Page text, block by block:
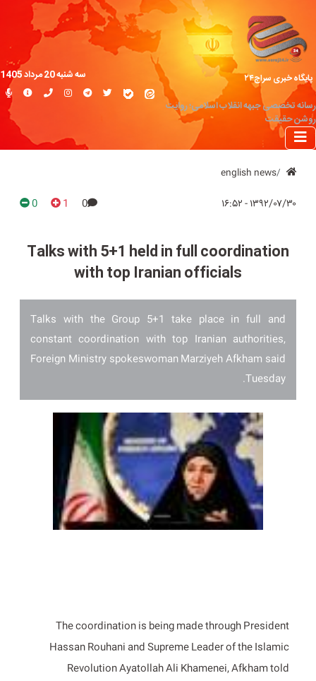
پایگاه خبری سراج۲۴
رسانه تخصصی جبهه انقلاب اسلامی؛ روایت
روشن حقیقت
سه شنبه 20 مرداد 1405
english news
۱۳۹۲/۰۷/۳۰ - ۱۶:۵۲ 0
1
0
Talks with 5+1 held in full coordination
with top Iranian officials
Talks with the Group 5+1 take place in full and
constant coordination with top Iranian authorities,
Foreign Ministry spokeswoman Marziyeh Afkham said
Tuesday.
The coordination is being made through President
Hassan Rouhani and Supreme Leader of the Islamic
Revolution Ayatollah Ali Khamenei, Afkham told